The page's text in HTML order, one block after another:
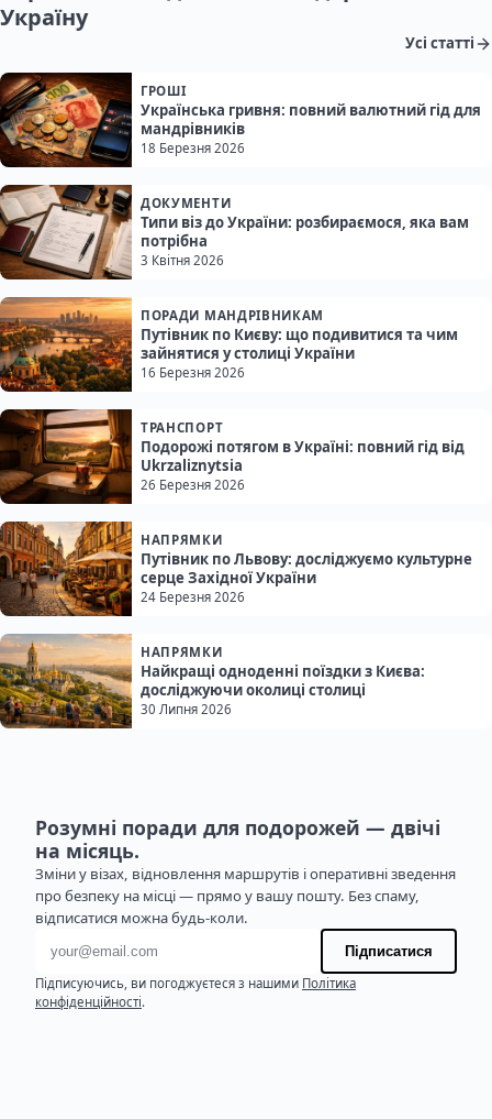
Україну
Усі статті
ГРОШІ
Українська гривня: повний валютний гід для
мандрівників
18 Березня 2026
ДОКУМЕНТИ
Типи віз до України: розбираємося, яка вам
потрібна
3 Квітня 2026
ПОРАДИ МАНДРІВНИКАМ
Путівник по Києву: що подивитися та чим
зайнятися у столиці України
16 Березня 2026
ТРАНСПОРТ
Подорожі потягом в Україні: повний гід від
Ukrzaliznytsia
26 Березня 2026
НАПРЯМКИ
Путівник по Львову: досліджуємо культурне
серце Західної України
24 Березня 2026
НАПРЯМКИ
Найкращі одноденні поїздки з Києва:
досліджуючи околиці столиці
30 Липня 2026
Розумні поради для подорожей — двічі
на місяць.
Зміни у візах, відновлення маршрутів і оперативні зведення
про безпеку на місці — прямо у вашу пошту. Без спаму,
відписатися можна будь-коли.
Адреса електронної пошти
Підписатися
Підписуючись, ви погоджуєтеся з нашими Політика
конфіденційності.